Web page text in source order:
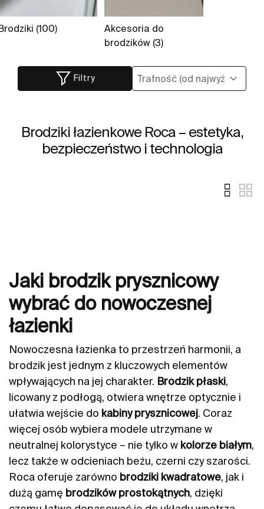
(100)
Akcesoria do
brodzików (3)
Filtry
Brodziki łazienkowe Roca – estetyka,
bezpieczeństwo i technologia
Jaki brodzik prysznicowy
wybrać do nowoczesnej
łazienki
Nowoczesna łazienka to przestrzeń harmonii, a
brodzik jest jednym z kluczowych elementów
wpływających na jej charakter. Brodzik płaski,
licowany z podłogą, otwiera wnętrze optycznie i
ułatwia wejście do kabiny prysznicowej. Coraz
więcej osób wybiera modele utrzymane w
neutralnej kolorystyce – nie tylko w kolorze białym,
lecz także w odcieniach beżu, czerni czy szarości.
Roca oferuje zarówno brodziki kwadratowe, jak i
dużą gamę brodzików prostokątnych, dzięki